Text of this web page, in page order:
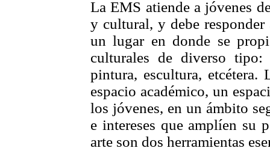
La EMS atiende a jóvenes
y cultural, y debe responder
un lugar en donde se
culturales de diverso tipo:
pintura, escultura, etcétera.
espacio académico, un
los jóvenes, en un ámbito
e intereses que amplíen su
arte son dos herramientas